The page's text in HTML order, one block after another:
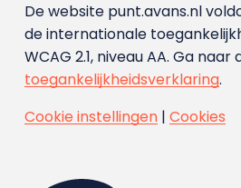
De website punt.avans.nl
de internationale
WCAG 2.1, niveau AA. Ga naar
toegankelijkheidsverklaring.
Cookie instellingen| Cookies